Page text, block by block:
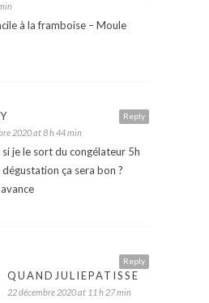
à la framboise – Moule
Reply
2020 at 8 h 44 min
je le sort du congélateur 5h
dégustation ça sera bon ?
Reply
QUANDJULIEPATISSE
22 décembre 2020 at 11 h 27 min